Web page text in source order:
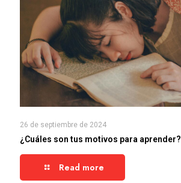
26 de septiembre de 2024
¿Cuáles son tus motivos para aprender?
Read more